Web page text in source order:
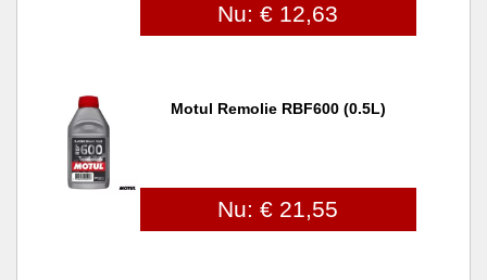
Nu: € 12,63
Motul Remolie RBF600 (0.5L)
Nu: € 21,55